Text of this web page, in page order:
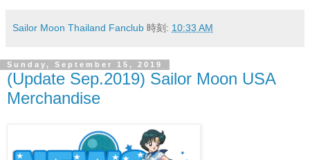
Sailor Moon Thailand Fanclub 時刻: 10:33 AM
Sunday, September 15, 2019
(Update Sep.2019) Sailor Moon USA
Merchandise